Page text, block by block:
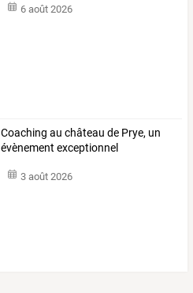
6 août 2026
Coaching au château de Prye, un
évènement exceptionnel
3 août 2026